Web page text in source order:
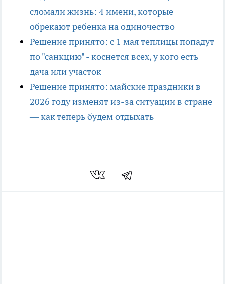
сломали жизнь: 4 имени, которые
обрекают ребенка на одиночество
Решение принято: с 1 мая теплицы попадут
по "санкцию" - коснется всех, у кого есть
дача или участок
Решение принято: майские праздники в
2026 году изменят из-за ситуации в стране
— как теперь будем отдыхать